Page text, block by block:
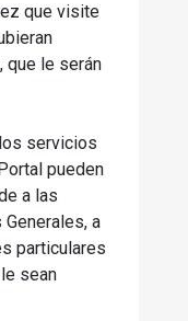
que visite
que le serán
servicios
pueden
a las
a
particulares
sean